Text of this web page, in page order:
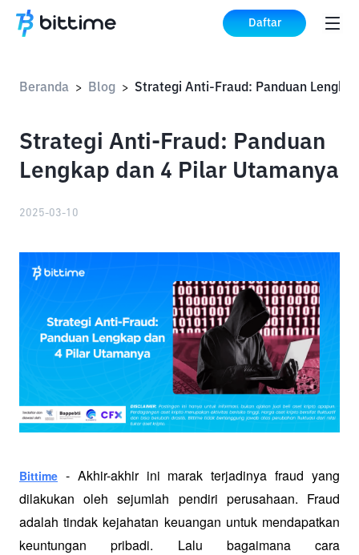
Daftar
Beranda > Blog >
Strategi Anti-Fraud: Panduan
Lengkap dan 4 Pilar Utamanya
2025-03-10
Bittime - Akhir-akhir ini marak terjadinya fraud yang
dilakukan oleh sejumlah pendiri perusahaan. Fraud
adalah tindak kejahatan keuangan untuk mendapatkan
keuntungan pribadi. Lalu bagaimana cara